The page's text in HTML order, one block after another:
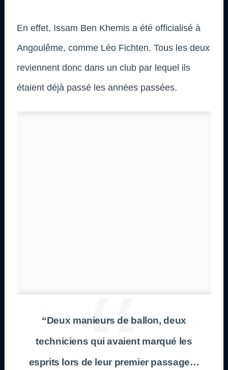
En effet, Issam Ben Khemis a été officialisé à
Angoulême, comme Léo Fichten. Tous les deux
reviennent donc dans un club par lequel ils
étaient déjà passé les années passées.
“Deux manieurs de ballon, deux
techniciens qui avaient marqué les
esprits lors de leur premier passage…